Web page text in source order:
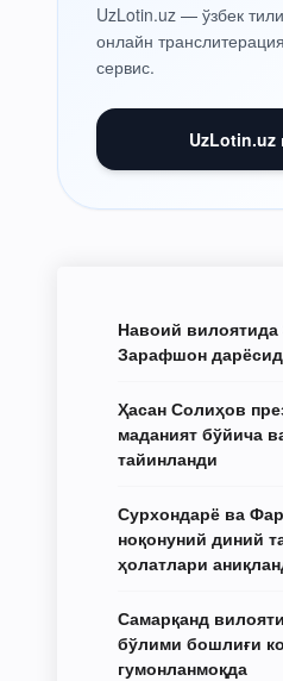
UzLotin.uz — ўзбек
онлайн
сервис.
UzLotin.uz
Навоий
Зарафшон
Ҳасан Солиҳов
маданият бўйича
тайинланди
Сурхондарё ва
ноқонуний диний
ҳолатлари
Самарқанд
бўлими бошлиғи
гумонланмоқда